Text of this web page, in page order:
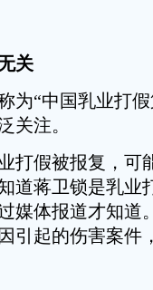
关
“中国乳业打假
关注。
假被报复，可
道蒋卫锁是乳业
媒体报道才知道
引起的伤害案件